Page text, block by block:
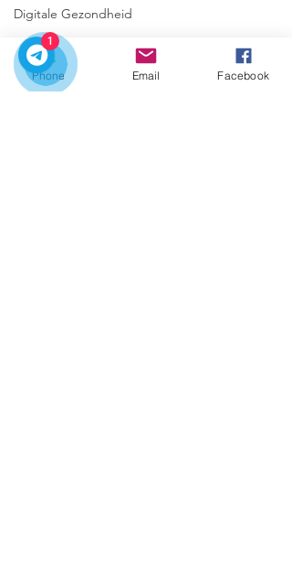
Digitale Gezondheid
Reis
Reisplanning
Phone Email Facebook
1